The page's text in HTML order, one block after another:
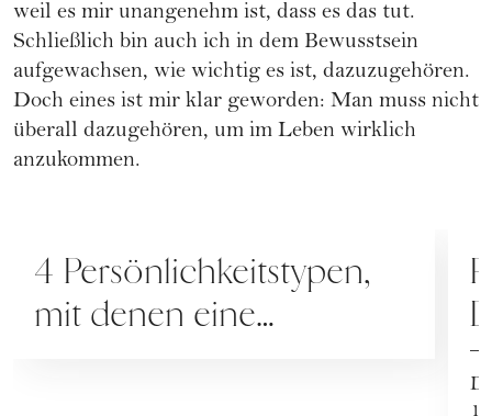
weil es mir unangenehm ist, dass es das tut.
Schließlich bin auch ich in dem Bewusstsein
aufgewachsen, wie wichtig es ist, dazuzugehören.
Doch eines ist mir klar geworden: Man muss nicht
überall dazugehören, um im Leben wirklich
anzukommen.
4 Persönlichkeitstypen,
mit denen eine